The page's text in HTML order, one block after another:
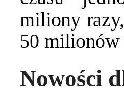
miliony
50 milionów
Nowości